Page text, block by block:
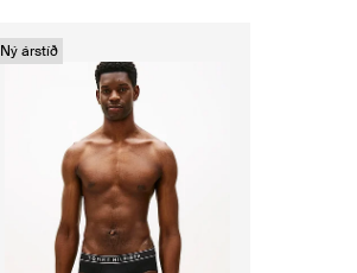
Ný árstíð